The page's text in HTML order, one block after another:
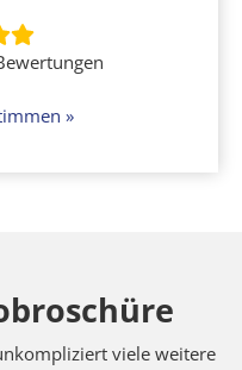
»
viele weitere